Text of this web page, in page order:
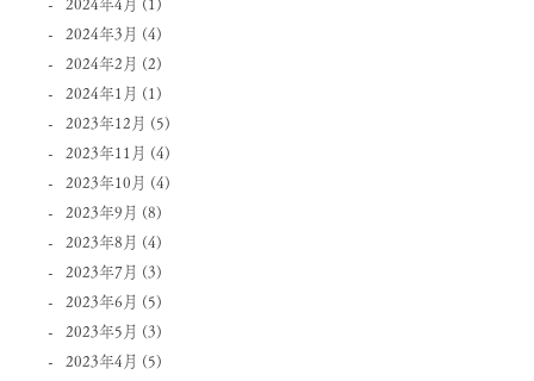
2024年3月 (4)
2024年2月 (2)
2024年1月 (1)
2023年12月 (5)
2023年11月 (4)
2023年10月 (4)
2023年9月 (8)
2023年8月 (4)
2023年7月 (3)
2023年6月 (5)
2023年5月 (3)
2023年4月 (5)